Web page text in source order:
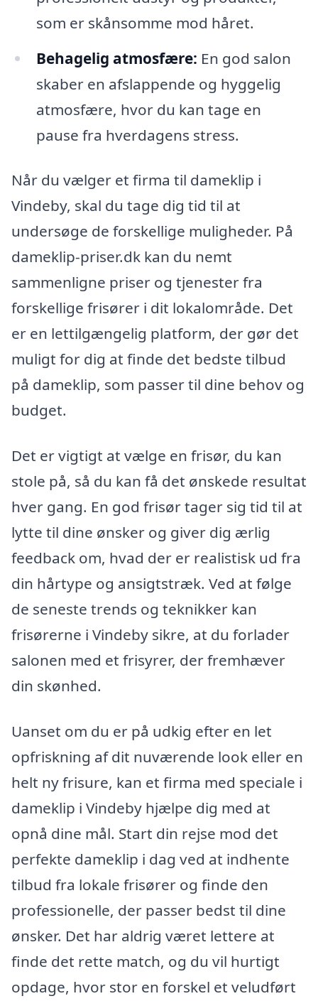
som er skånsomme mod håret.
Behagelig atmosfære: En god salon
skaber en afslappende og hyggelig
atmosfære, hvor du kan tage en
pause fra hverdagens stress.
Når du vælger et firma til dameklip i
Vindeby, skal du tage dig tid til at
undersøge de forskellige muligheder. På
dameklip-priser.dk kan du nemt
sammenligne priser og tjenester fra
forskellige frisører i dit lokalområde. Det
er en lettilgængelig platform, der gør det
muligt for dig at finde det bedste tilbud
på dameklip, som passer til dine behov og
budget.
Det er vigtigt at vælge en frisør, du kan
stole på, så du kan få det ønskede resultat
hver gang. En god frisør tager sig tid til at
lytte til dine ønsker og giver dig ærlig
feedback om, hvad der er realistisk ud fra
din hårtype og ansigtstræk. Ved at følge
de seneste trends og teknikker kan
frisørerne i Vindeby sikre, at du forlader
salonen med et frisyrer, der fremhæver
din skønhed.
Uanset om du er på udkig efter en let
opfriskning af dit nuværende look eller en
helt ny frisure, kan et firma med speciale i
dameklip i Vindeby hjælpe dig med at
opnå dine mål. Start din rejse mod det
perfekte dameklip i dag ved at indhente
tilbud fra lokale frisører og finde den
professionelle, der passer bedst til dine
ønsker. Det har aldrig været lettere at
finde det rette match, og du vil hurtigt
opdage, hvor stor en forskel et veludført